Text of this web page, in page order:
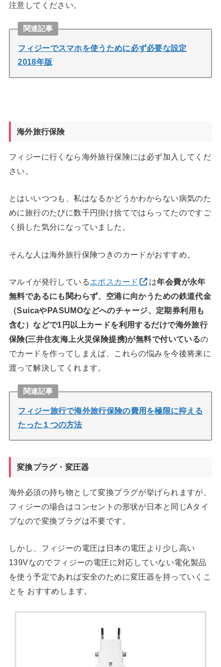
注意してください。
関連記事
フィジーでスマホを使うために必ず必要な設定
2018年版
海外旅行保険
フィジーに行くなら海外旅行保険には必ず加入してくだ
さい。
とはいいつつも、私はなるかどうかわからない病気のた
めに旅行のたびに数千円掛け捨てではらってたのですご
く損した気分になっていました。
そんな人は海外旅行保険つきのカードがおすすめ。
マルイが発行しているエポスカード は年会費が永年
無料であるにも関わらず、空港に向かうための鉄道代金
（SuicaやPASUMOなどへのチャージ、定期券利用も
含む）などで1円以上カードを利用するだけで海外旅行
保険(三井住友海上火災保険提携)が無料で付いているの
でカードを作ってしまえば、これらの悩みを今後将来に
渡って解決してくれます。
関連記事
フィジー旅行で海外旅行保険の費用を極限に抑える
たった１つの方法
変換プラグ・変圧器
海外必須の持ち物として変換プラグが挙げられますが、
フィジーの場合はコンセントの形状が日本と同じAタイ
プなので変換プラグは不要です。
しかし、フィジーの電圧は日本の電圧より少し高い
139Vなのでフィジーの電圧に対応していない電化製品
を使う予定であれば安全のために変圧器を持っていくこ
とを おすすめします。